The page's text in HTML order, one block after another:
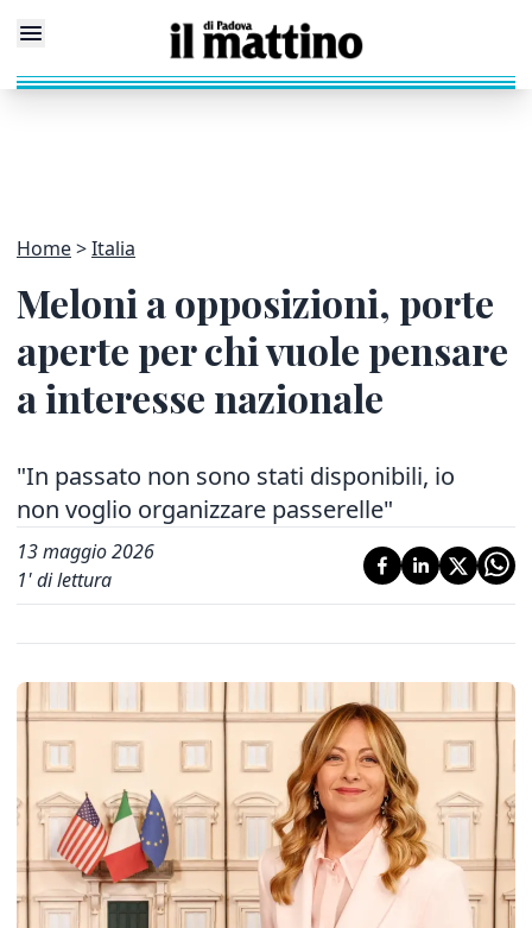
Home Italia
Meloni a opposizioni, porte
aperte per chi vuole pensare
a interesse nazionale
"In passato non sono stati disponibili, io
non voglio organizzare passerelle"
13 maggio 2026
1' di lettura